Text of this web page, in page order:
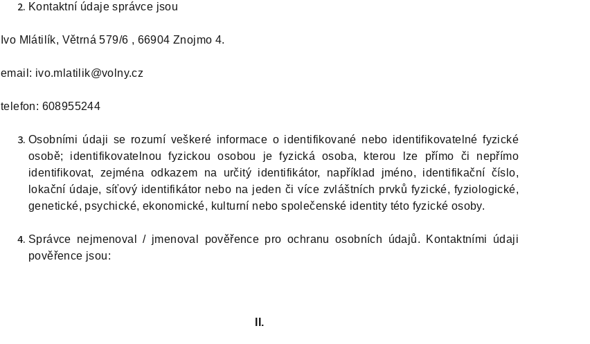
Kontaktní údaje správce jsou
Ivo Mlátilík, Větrná 579/6 , 66904 Znojmo 4.
email: ivo.mlatilik@volny.cz
telefon: 608955244
Osobními údaji se rozumí veškeré informace o identifikované nebo identifikovatelné fyzické
osobě; identifikovatelnou fyzickou osobou je fyzická osoba, kterou lze přímo či nepřímo
identifikovat, zejména odkazem na určitý identifikátor, například jméno, identifikační číslo,
lokační údaje, síťový identifikátor nebo na jeden či více zvláštních prvků fyzické, fyziologické,
genetické, psychické, ekonomické, kulturní nebo společenské identity této fyzické osoby.
Správce nejmenoval / jmenoval pověřence pro ochranu osobních údajů. Kontaktními údaji
pověřence jsou:
II.